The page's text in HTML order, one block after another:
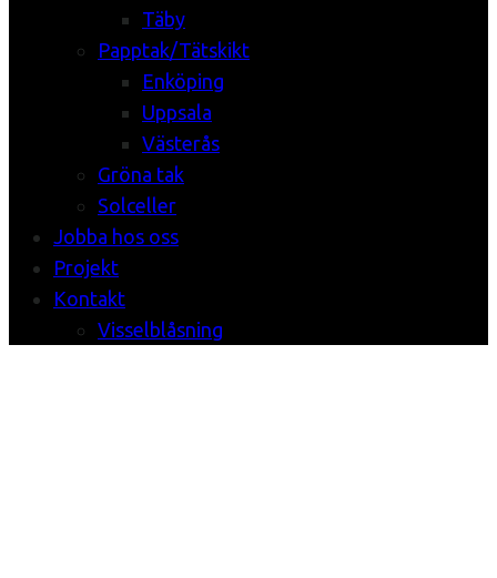
Täby
Papptak/Tätskikt
Enköping
Uppsala
Västerås
Gröna tak
Solceller
Jobba hos oss
Projekt
Kontakt
Visselblåsning